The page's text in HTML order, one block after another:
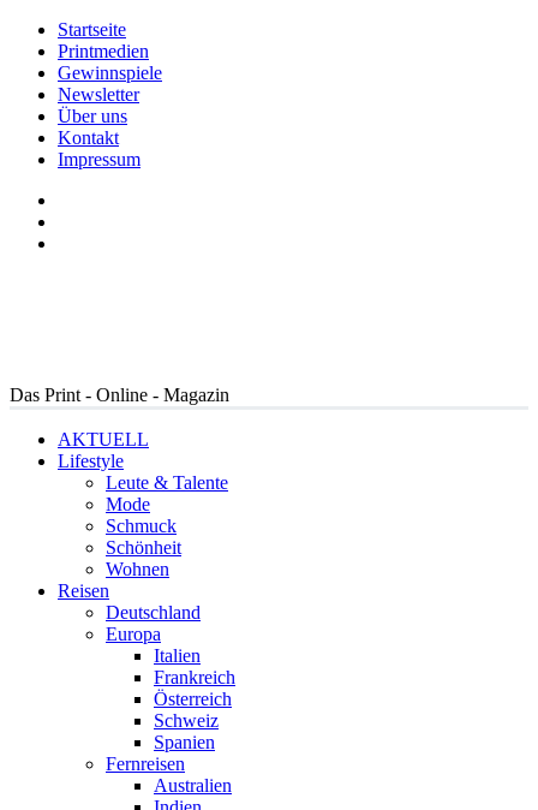
Startseite
Printmedien
Gewinnspiele
Newsletter
Über uns
Kontakt
Impressum
Das Print - Online - Magazin
AKTUELL
Lifestyle
Leute & Talente
Mode
Schmuck
Schönheit
Wohnen
Reisen
Deutschland
Europa
Italien
Frankreich
Österreich
Schweiz
Spanien
Fernreisen
Australien